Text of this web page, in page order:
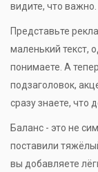
видите, что важно.
Представьте
маленький текст,
понимаете. А
подзаголовок,
сразу знаете, что
Баланс - это не
поставили
вы добавляете